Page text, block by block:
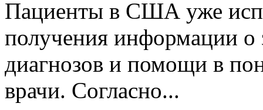
Пациенты в США уже
получения информации о
диагнозов и помощи в
врачи. Согласно...